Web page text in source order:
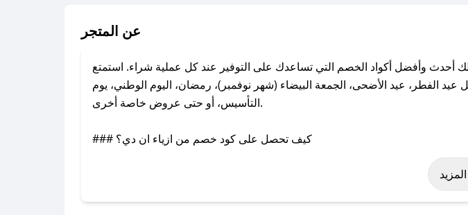
عن المتجر
وأفضل أكواد الخصم التي تساعدك على التوفير عند كل عملية شراء. استمتع
الفطر، عيد الأضحى، الجمعة البيضاء (شهر نوفمبر)، رمضان، اليوم الوطني، يوم
التأسيس، أو حتى عروض خاصة أخرى.
### كيف تحصل على كود خصم من ازياء ان دي؟
عدم توفر الكوبون، تواصل معنا عبر تويتر أو البريد الإلكتروني لإضافته بسرعة.